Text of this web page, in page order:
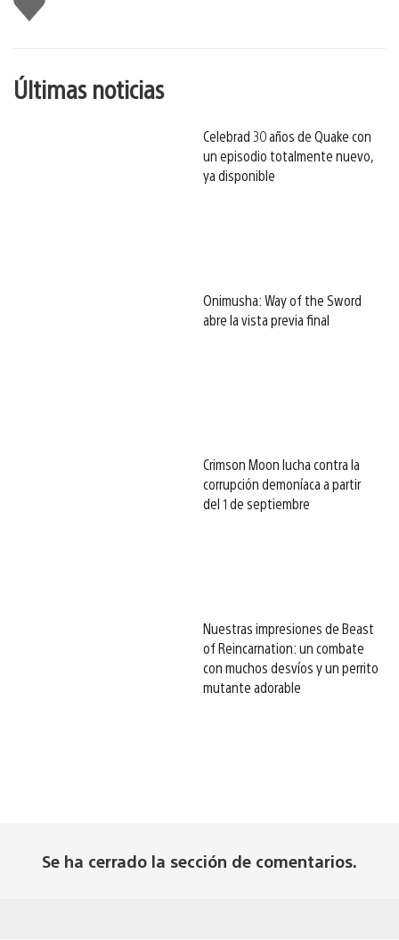
gusta
Últimas noticias
Celebrad 30 años de Quake con
un episodio totalmente nuevo,
ya disponible
Onimusha: Way of the Sword
abre la vista previa final
Crimson Moon lucha contra la
corrupción demoníaca a partir
del 1 de septiembre
Nuestras impresiones de Beast
of Reincarnation: un combate
con muchos desvíos y un perrito
mutante adorable
Se ha cerrado la sección de comentarios.